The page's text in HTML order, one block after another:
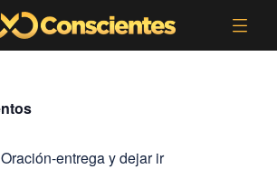
Oración-entrega y dejar ir